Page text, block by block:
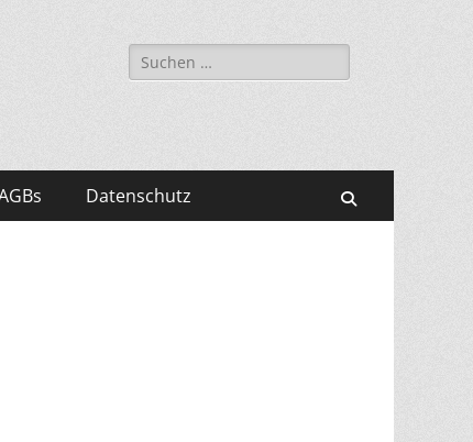
Suchen
nach:
Datenschutz